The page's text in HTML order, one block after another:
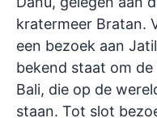
kratermeer Bratan.
een bezoek aan
bekend staat om
Bali, die op de
staan. Tot slot